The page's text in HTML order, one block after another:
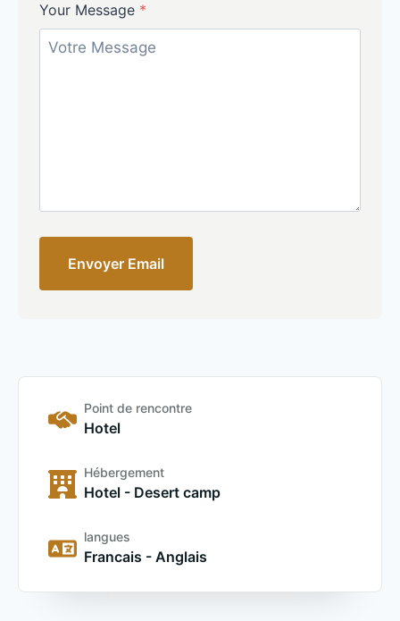
Your Message *
Envoyer Email
Point de rencontre
Hotel
Hébergement
Hotel - Desert camp
langues
Francais - Anglais